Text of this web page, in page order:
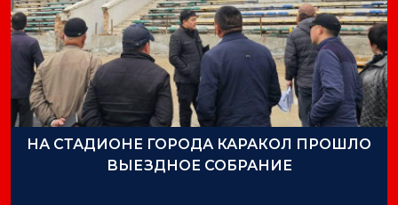
НА СТАДИОНЕ ГОРОДА КАРАКОЛ ПРОШЛО
ВЫЕЗДНОЕ СОБРАНИЕ